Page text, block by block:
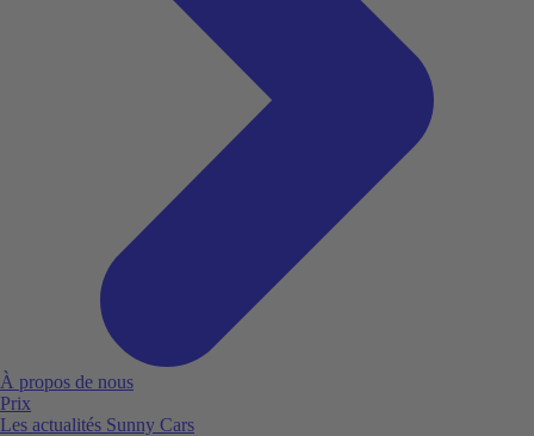
À propos de nous
Prix
Les actualités Sunny Cars